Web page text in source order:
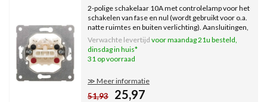
2-polige schakelaar 10A met controlelamp voor het
schakelen van fase en nul (wordt gebruikt voor o.a.
natte ruimtes en buiten verlichting). Aansluitingen,
1 x fase/bruin, 2 x nul/blauw. 1 x zwart/schakeldraad.
Verwachte levertijd voor maandag 21u besteld,
dinsdag in huis*
31 op voorraad
≫ Meer informatie
51,93 25,97